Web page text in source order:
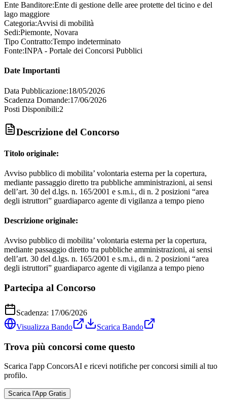
Ente Banditore:Ente di gestione delle aree protette del ticino e del
lago maggiore
Categoria:Avvisi di mobilità
Sedi:Piemonte, Novara
Tipo Contratto:Tempo indeterminato
Fonte:INPA - Portale dei Concorsi Pubblici
Date Importanti
Data Pubblicazione:18/05/2026
Scadenza Domande:17/06/2026
Posti Disponibili:2
Descrizione del Concorso
Titolo originale:
Avviso pubblico di mobilita’ volontaria esterna per la copertura,
mediante passaggio diretto tra pubbliche amministrazioni, ai sensi
dell’art. 30 del d.lgs. n. 165/2001 e s.m.i., di n. 2 posizioni “area
degli istruttori” guardiaparco agente di vigilanza a tempo pieno
Descrizione originale:
Avviso pubblico di mobilita’ volontaria esterna per la copertura,
mediante passaggio diretto tra pubbliche amministrazioni, ai sensi
dell’art. 30 del d.lgs. n. 165/2001 e s.m.i., di n. 2 posizioni “area
degli istruttori” guardiaparco agente di vigilanza a tempo pieno
Partecipa al Concorso
Scadenza: 17/06/2026
Visualizza Bando
Scarica Bando
Trova più concorsi come questo
Scarica l'app ConcorsAI e ricevi notifiche per concorsi simili al tuo
profilo.
Scarica l'App Gratis